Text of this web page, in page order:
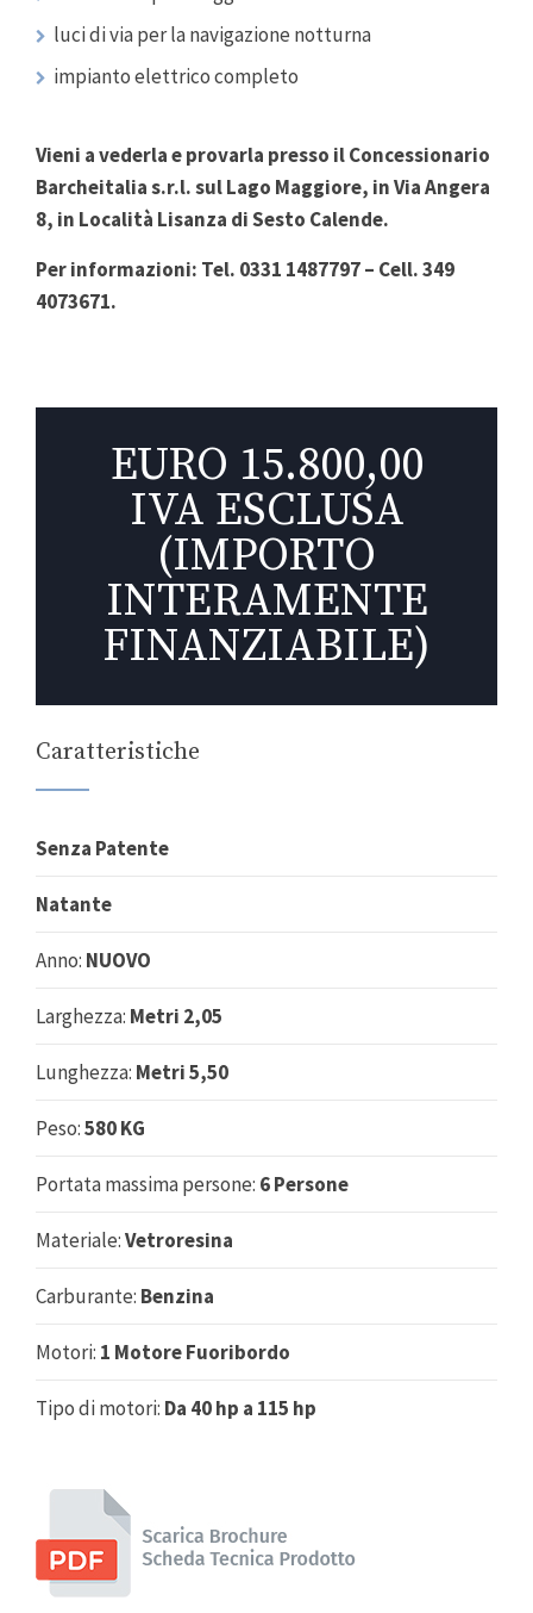
luci di via per la navigazione notturna
impianto elettrico completo
Vieni a vederla e provarla presso il Concessionario
Barcheitalia s.r.l. sul Lago Maggiore, in Via Angera
8, in Località Lisanza di Sesto Calende.
Per informazioni: Tel. 0331 1487797 – Cell. 349
4073671.
EURO 15.800,00
IVA ESCLUSA
(IMPORTO
INTERAMENTE
FINANZIABILE)
Caratteristiche
Senza Patente
Natante
Anno: NUOVO
Larghezza: Metri 2,05
Lunghezza: Metri 5,50
Peso:580 KG
Portata massima persone: 6 Persone
Materiale:Vetroresina
Carburante: Benzina
Motori: 1 Motore Fuoribordo
Tipo di motori: Da 40 hp a 115 hp